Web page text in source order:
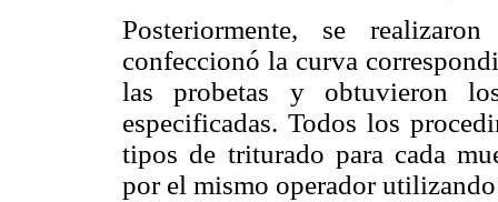
Posteriormente, se
confeccionó la curva
las probetas y obtuvieron
especificadas. Todos los
tipos de triturado para cada
por el mismo operador